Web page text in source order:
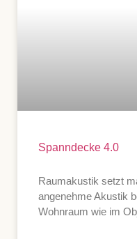
Spanndecke 4.0
Raumakustik setzt
angenehme Akustik
Wohnraum wie im